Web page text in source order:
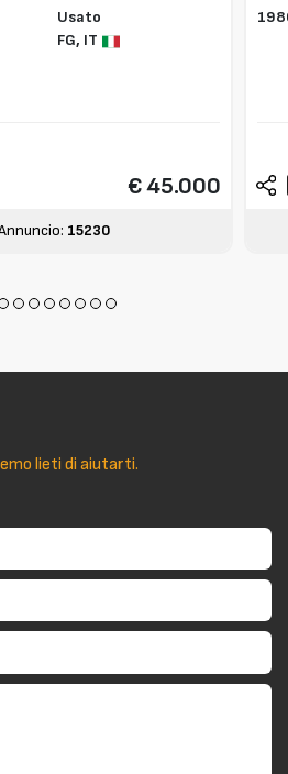
Usato
FG, IT
€ 45.000
15230
lieti di aiutarti.